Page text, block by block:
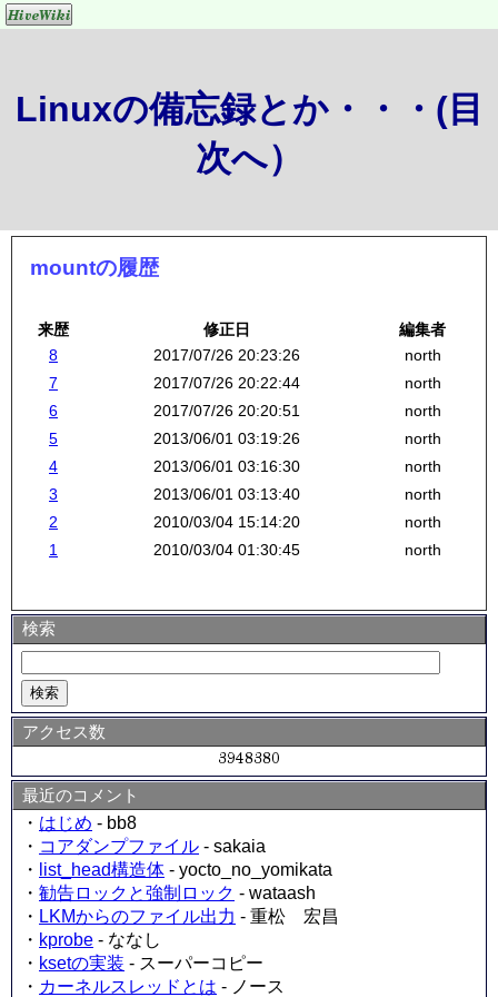
Linuxの備忘録とか・・・(目
次へ）
mountの履歴
来歴 修正日
編集者
8
2017/07/26 20:23:26
north
7
2017/07/26 20:22:44
north
6
2017/07/26 20:20:51
north
5
2013/06/01 03:19:26
north
4
2013/06/01 03:16:30
north
3
2013/06/01 03:13:40
north
2
2010/03/04 15:14:20
north
1
2010/03/04 01:30:45 north
検索
アクセス数
最近のコメント
・ はじめ - bb8
・ コアダンプファイル - sakaia
・
list_head構造体 - yocto_no_yomikata
・ 勧告ロックと強制ロック - wataash
・ LKMからのファイル出力 - 重松 宏昌
・ kprobe - ななし
・ ksetの実装 - スーパーコピー
・ カーネルスレッドとは - ノース